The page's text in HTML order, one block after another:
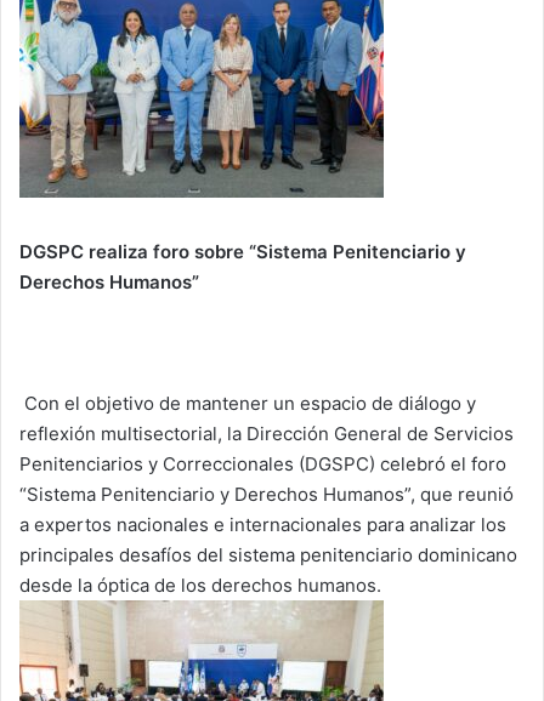
DGSPC realiza foro sobre “Sistema Penitenciario y
Derechos Humanos”
Con el objetivo de mantener un espacio de diálogo y
reflexión multisectorial, la Dirección General de Servicios
Penitenciarios y Correccionales (DGSPC) celebró el foro
“Sistema Penitenciario y Derechos Humanos”, que reunió
a expertos nacionales e internacionales para analizar los
principales desafíos del sistema penitenciario dominicano
desde la óptica de los derechos humanos.